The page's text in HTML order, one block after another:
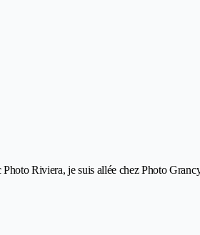
Riviera, je suis allée chez Photo